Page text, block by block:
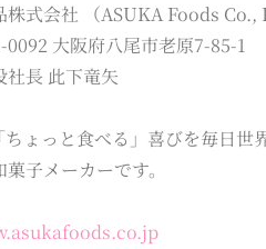
式会社 （ASUKA Foods Co.,
0092 大阪府八尾市老原7-85-1
社長 此下竜矢
ちょっと食べる」喜びを毎日世
子メーカーです。